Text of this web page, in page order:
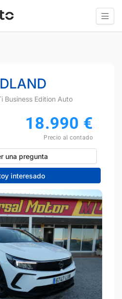
Business Edition Auto
18.990 €
Precio al contado
una pregunta
interesado